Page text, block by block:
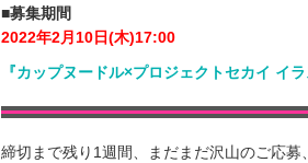
■募集期間
2022年2月10日(木)17:00
『カップヌードル×プロジェクトセカイ イ
締切まで残り1週間、まだまだ沢山のご応募